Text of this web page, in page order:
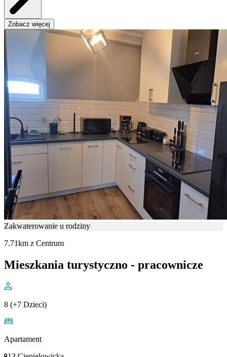
Zobacz więcej
Zakwaterowanie u rodziny
7.71km z Centrum
Mieszkania turystyczno - pracownicze
8 (+7 Dzieci)
Apartament